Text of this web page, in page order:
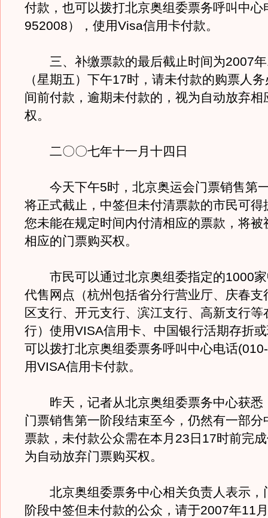
付款，也可以拨打北京奥组委票务呼叫中心
952008），使用Visa信用卡付款。
三、补缴票款的最后截止时间为2007年
（星期五）下午17时，请未付款的购票人
间前付款，逾期未付款的，视为自动放弃相
权。
二〇〇七年十一月十四日
今天下午5时，北京奥运会门票销售第
将正式截止，中签但未付清票款的市民可得
您未能在规定时间内付清相应的票款，将被
相应的门票购买权。
市民可以通过北京奥组委指定的1000家
代售网点（杭州包括省分行营业厅、庆春支
区支行、开元支行、滨江支行、高新支行等
行）使用VISA信用卡、中国银行活期存折
可以拨打北京奥组委票务呼叫中心电话
用VISA信用卡付款。
昨天，记者从北京奥组委票务中心获悉
门票销售第一阶段结束至今，仍然有一部分
票款，未付款公众需在本月23日17时前完
为自动放弃门票购买权。
北京奥组委票务中心相关负责人表示，
阶段中签但未付款的公众，请于2007年11